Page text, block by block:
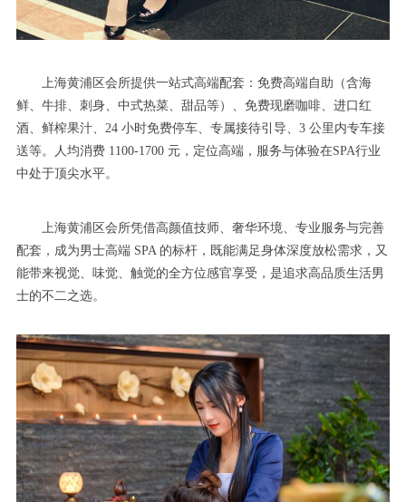
上海黄浦区会所提供一站式高端配套：免费高端自助（含海
鲜、牛排、刺身、中式热菜、甜品等）、免费现磨咖啡、进口红
酒、鲜榨果汁、24 小时免费停车、专属接待引导、3 公里内专车接
送等。人均消费 1100-1700 元，定位高端，服务与体验在SPA行业
中处于顶尖水平。
上海黄浦区会所凭借高颜值技师、奢华环境、专业服务与完善
配套，成为男士高端 SPA 的标杆，既能满足身体深度放松需求，又
能带来视觉、味觉、触觉的全方位感官享受，是追求高品质生活男
士的不二之选。